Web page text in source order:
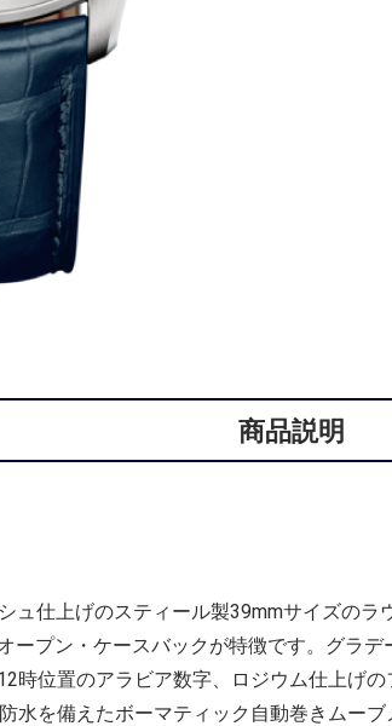
商品説明
ュ仕上げのスティール製39mmサイズの
ープン・ケースバックが特徴です。グラ
時位置のアラビア数字、ロジウム仕上げ
水を備えたボーマティック自動巻きムー